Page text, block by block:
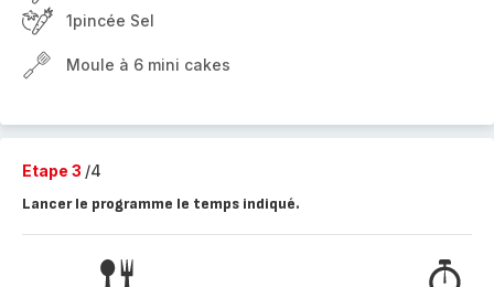
1pincée Sel
Moule à 6 mini cakes
Etape 3 /4
Lancer le programme le temps indiqué.